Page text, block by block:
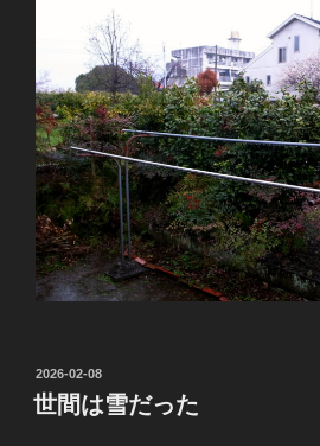
投
稿
日:
2026-02-08
世間は雪だった